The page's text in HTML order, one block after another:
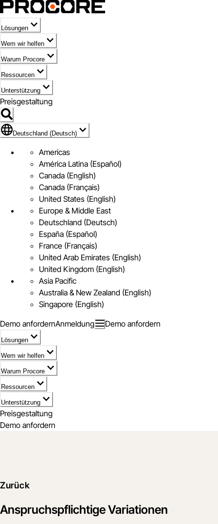
Lösungen
Wem wir helfen
Warum Procore
Ressourcen
Unterstützung
Preisgestaltung
Markieren des Symbols für Deutschland (Deutsch)
Deutschland (Deutsch)
Americas
América Latina (Español)
Canada (English)
Canada (Français)
United States (English)
Europe & Middle East
Deutschland (Deutsch)
España (Español)
France (Français)
United Arab Emirates (English)
United Kingdom (English)
Asia Pacific
Australia & New Zealand (English)
Singapore (English)
Demo anfordernAnmeldung Demo anfordern
Lösungen
Wem wir helfen
Warum Procore
Ressourcen
Unterstützung
Preisgestaltung
Demo anfordern
Zurück
Anspruchspflichtige Variationen